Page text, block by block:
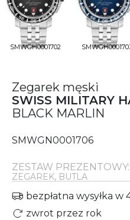
SMWGH0001702
Zegarek męski
SWISS MILITARY
BLACK MARLIN
SMWGN0001706
ZESTAW PREZENTOWY:
ZEGAREK, BUTLA
bezpłatna wysyłka w
zwrot przez rok